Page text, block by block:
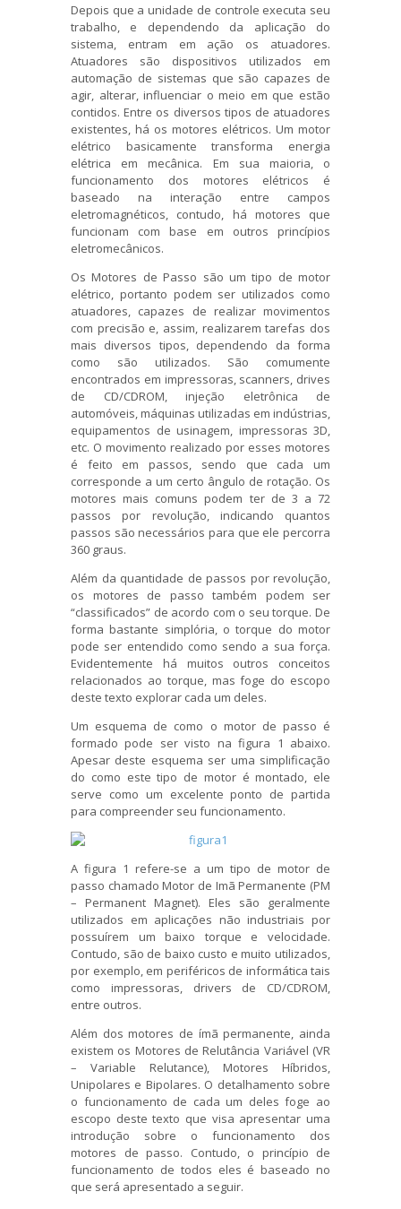
Depois que a unidade de controle executa seu
trabalho, e dependendo da aplicação do
sistema, entram em ação os atuadores.
Atuadores são dispositivos utilizados em
automação de sistemas que são capazes de
agir, alterar, influenciar o meio em que estão
contidos. Entre os diversos tipos de atuadores
existentes, há os motores elétricos. Um motor
elétrico basicamente transforma energia
elétrica em mecânica. Em sua maioria, o
funcionamento dos motores elétricos é
baseado na interação entre campos
eletromagnéticos, contudo, há motores que
funcionam com base em outros princípios
eletromecânicos.
Os Motores de Passo são um tipo de motor
elétrico, portanto podem ser utilizados como
atuadores, capazes de realizar movimentos
com precisão e, assim, realizarem tarefas dos
mais diversos tipos, dependendo da forma
como são utilizados. São comumente
encontrados em impressoras, scanners, drives
de CD/CDROM, injeção eletrônica de
automóveis, máquinas utilizadas em indústrias,
equipamentos de usinagem, impressoras 3D,
etc. O movimento realizado por esses motores
é feito em passos, sendo que cada um
corresponde a um certo ângulo de rotação. Os
motores mais comuns podem ter de 3 a 72
passos por revolução, indicando quantos
passos são necessários para que ele percorra
360 graus.
Além da quantidade de passos por revolução,
os motores de passo também podem ser
“classificados” de acordo com o seu torque. De
forma bastante simplória, o torque do motor
pode ser entendido como sendo a sua força.
Evidentemente há muitos outros conceitos
relacionados ao torque, mas foge do escopo
deste texto explorar cada um deles.
Um esquema de como o motor de passo é
formado pode ser visto na figura 1 abaixo.
Apesar deste esquema ser uma simplificação
do como este tipo de motor é montado, ele
serve como um excelente ponto de partida
para compreender seu funcionamento.
A figura 1 refere-se a um tipo de motor de
passo chamado Motor de Imã Permanente (PM
– Permanent Magnet). Eles são geralmente
utilizados em aplicações não industriais por
possuírem um baixo torque e velocidade.
Contudo, são de baixo custo e muito utilizados,
por exemplo, em periféricos de informática tais
como impressoras, drivers de CD/CDROM,
entre outros.
Além dos motores de ímã permanente, ainda
existem os Motores de Relutância Variável (VR
– Variable Relutance), Motores Híbridos,
Unipolares e Bipolares. O detalhamento sobre
o funcionamento de cada um deles foge ao
escopo deste texto que visa apresentar uma
introdução sobre o funcionamento dos
motores de passo. Contudo, o princípio de
funcionamento de todos eles é baseado no
que será apresentado a seguir.